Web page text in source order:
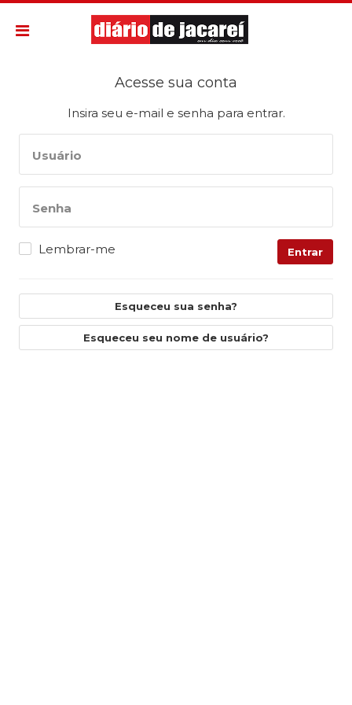
Acesse sua conta
Insira seu e-mail e senha para entrar.
Usuário
Senha
Lembrar-me Entrar
Esqueceu sua senha?
Esqueceu seu nome de usuário?